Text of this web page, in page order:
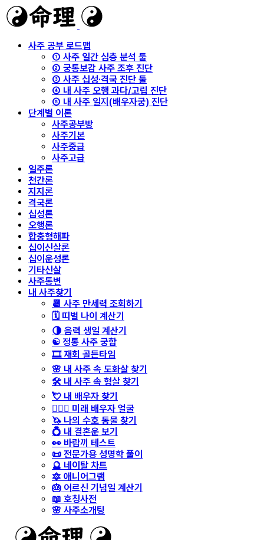
사주 공부 로드맵
① 사주 일간 심층 분석 툴
② 궁통보감 사주 조후 진단
③ 사주 십성·격국 진단 툴
④ 내 사주 오행 과다/고립 진단
⑤ 내 사주 일지(배우자궁) 진단
단계별 이론
사주공부방
사주기본
사주중급
사주고급
일주론
천간론
지지론
격국론
십성론
오행론
합충형해파
십이신살론
십이운성론
기타신살
사주통변
내 사주찾기
📆 사주 만세력 조회하기
🗓️ 띠별 나이 계산기
🌗 음력 생일 계산기
☯️ 정통 사주 궁합
🎞️ 재회 골든타임
🌸 내 사주 속 도화살 찾기
🛠️ 내 사주 속 형살 찾기
💘 내 배우자 찾기
👩‍❤️‍👨 미래 배우자 얼굴
🦄 나의 수호 동물 찾기
💍 내 결혼운 보기
👀 바람끼 테스트
📜 전문가용 성명학 풀이
🔮 네이탈 차트
🔯 애니어그램
🎂 어르신 기념일 계산기
📖 호칭사전
🌸 사주소개팅